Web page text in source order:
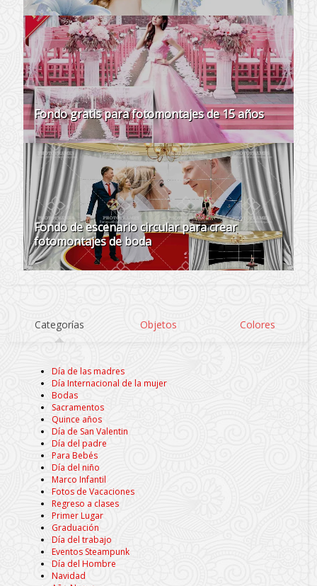
Fondo gratis para fotomontajes de 15 años
Fondo de escenario circular para crear
fotomontajes de boda
Categorías Objetos Colores
Día de las madres
Día Internacional de la mujer
Bodas
Sacramentos
Quince años
Día de San Valentin
Día del padre
Para Bebés
Día del niño
Marco Infantil
Fotos de Vacaciones
Regreso a clases
Primer Lugar
Graduación
Día del trabajo
Eventos Steampunk
Día del Hombre
Navidad